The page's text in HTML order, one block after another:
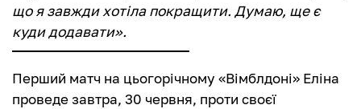
що я завжди хотіла покращити. Думаю, ще є
куди додавати».
Перший матч на цьогорічному «Вімблдоні» Еліна
проведе завтра, 30 червня, проти своєї